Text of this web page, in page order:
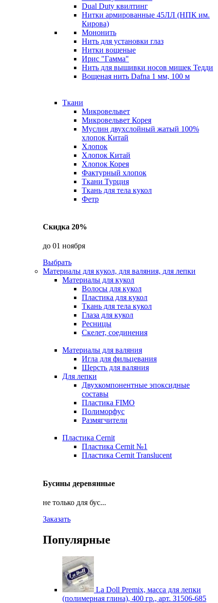
Dual Duty квилтинг
Нитки армированные 45ЛЛ (НПК им.
Кирова)
Мононить
Нить для установки глаз
Нитки вощеные
Ирис "Гамма"
Нить для вышивки носов мишек Тедди
Вощеная нить Dafna 1 мм, 100 м
Ткани
Микровельвет
Микровельвет Корея
Муслин двухслойный жатый 100%
хлопок Китай
Хлопок
Хлопок Китай
Хлопок Корея
Фактурный хлопок
Ткани Турция
Ткань для тела кукол
Фетр
Скидка 20%
до 01 ноября
Выбрать
Материалы для кукол, для валяния, для лепки
Материалы для кукол
Волосы для кукол
Пластика для кукол
Ткань для тела кукол
Глаза для кукол
Ресницы
Скелет, соединения
Материалы для валяния
Игла для фильцевания
Шерсть для валяния
Для лепки
Двухкомпонентные эпоксидные
составы
Пластика FIMO
Полиморфус
Размягчители
Пластика Cernit
Пластика Cernit №1
Пластика Cernit Translucent
Бусины деревянные
не только для бус...
Заказать
Популярные
La Doll Premix, масса для лепки
(полимерная глина), 400 гр., арт. З1506-685